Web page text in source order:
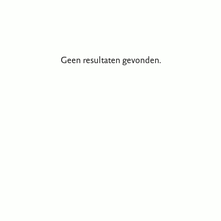
Geen resultaten gevonden.